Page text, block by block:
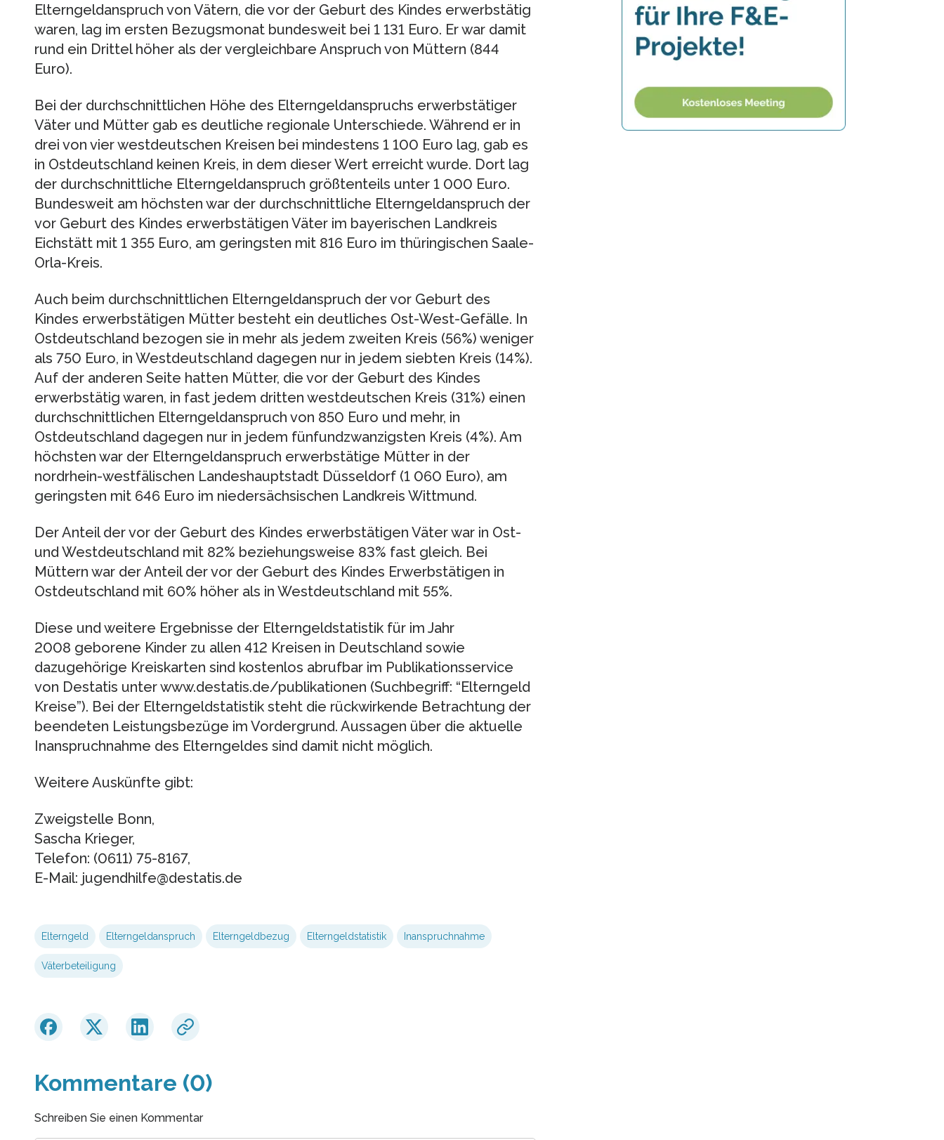
Elterngeldanspruch von Vätern, die vor der Geburt des Kindes erwerbstätig
waren, lag im ersten Bezugsmonat bundesweit bei 1 131 Euro. Er war damit
rund ein Drittel höher als der vergleichbare Anspruch von Müttern (844
Euro).
Bei der durchschnittlichen Höhe des Elterngeldanspruchs erwerbstätiger
Väter und Mütter gab es deutliche regionale Unterschiede. Während er in
drei von vier westdeutschen Kreisen bei mindestens 1 100 Euro lag, gab es
in Ostdeutschland keinen Kreis, in dem dieser Wert erreicht wurde. Dort lag
der durchschnittliche Elterngeldanspruch größtenteils unter 1 000 Euro.
Bundesweit am höchsten war der durchschnittliche Elterngeldanspruch der
vor Geburt des Kindes erwerbstätigen Väter im bayerischen Landkreis
Eichstätt mit 1 355 Euro, am geringsten mit 816 Euro im thüringischen Saale-
Orla-Kreis.
Auch beim durchschnittlichen Elterngeldanspruch der vor Geburt des
Kindes erwerbstätigen Mütter besteht ein deutliches Ost-West-Gefälle. In
Ostdeutschland bezogen sie in mehr als jedem zweiten Kreis (56%) weniger
als 750 Euro, in Westdeutschland dagegen nur in jedem siebten Kreis (14%).
Auf der anderen Seite hatten Mütter, die vor der Geburt des Kindes
erwerbstätig waren, in fast jedem dritten westdeutschen Kreis (31%) einen
durchschnittlichen Elterngeldanspruch von 850 Euro und mehr, in
Ostdeutschland dagegen nur in jedem fünfundzwanzigsten Kreis (4%). Am
höchsten war der Elterngeldanspruch erwerbstätige Mütter in der
nordrhein-westfälischen Landeshauptstadt Düsseldorf (1 060 Euro), am
geringsten mit 646 Euro im niedersächsischen Landkreis Wittmund.
Der Anteil der vor der Geburt des Kindes erwerbstätigen Väter war in Ost-
und Westdeutschland mit 82% beziehungsweise 83% fast gleich. Bei
Müttern war der Anteil der vor der Geburt des Kindes Erwerbstätigen in
Ostdeutschland mit 60% höher als in Westdeutschland mit 55%.
Diese und weitere Ergebnisse der Elterngeldstatistik für im Jahr
2008 geborene Kinder zu allen 412 Kreisen in Deutschland sowie
dazugehörige Kreiskarten sind kostenlos abrufbar im Publikationsservice
von Destatis unter www.destatis.de/publikationen (Suchbegriff: “Elterngeld
Kreise”). Bei der Elterngeldstatistik steht die rückwirkende Betrachtung der
beendeten Leistungsbezüge im Vordergrund. Aussagen über die aktuelle
Inanspruchnahme des Elterngeldes sind damit nicht möglich.
Weitere Auskünfte gibt:
Zweigstelle Bonn,
Sascha Krieger,
Telefon: (0611) 75-8167,
E-Mail: jugendhilfe@destatis.de
Elterngeld Elterngeldanspruch Elterngeldbezug Elterngeldstatistik Inanspruchnahme
Väterbeteiligung
Kommentare (0)
Schreiben Sie einen Kommentar